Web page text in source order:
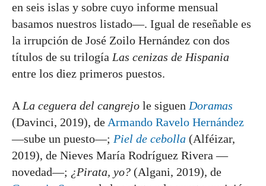
en seis islas y sobre cuyo informe mensual
basamos nuestros listado—. Igual de reseñable es
la irrupción de José Zoilo Hernández con dos
títulos de su trilogía Las cenizas de Hispania
entre los diez primeros puestos.
ALa ceguera del cangrejo le siguenDoramas
(Davinci, 2019), deArmando Ravelo Hernández
—sube un puesto—; Piel de cebolla (Alféizar,
2019), de Nieves María Rodríguez Rivera —
novedad—; ¿Pirata, yo? (Algani, 2019), de